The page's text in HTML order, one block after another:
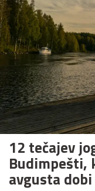
12 tečajev
Budimpešti,
avgusta